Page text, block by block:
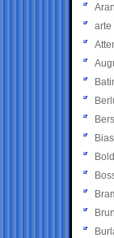
arte